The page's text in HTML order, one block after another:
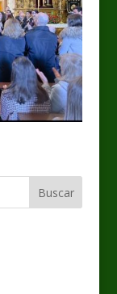
Buscar